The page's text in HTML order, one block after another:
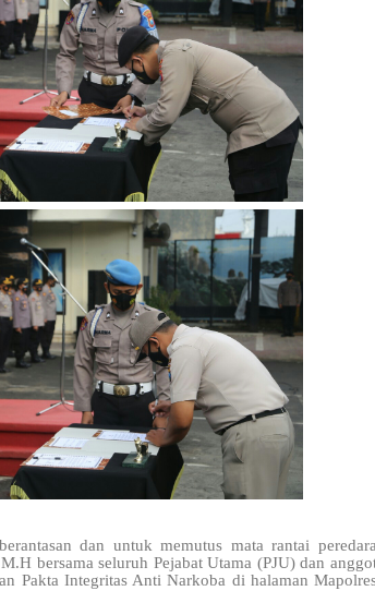
dan untuk memutus mata rantai
bersama seluruh Pejabat Utama (PJU) dan
Pakta Integritas Anti Narkoba di halaman